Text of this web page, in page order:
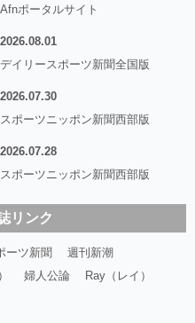
Afnポータルサイト
2026.08.01
デイリースポーツ新聞全国版
2026.07.30
スポーツニッポン新聞西部版
2026.07.28
スポーツニッポン新聞西部版
リンク
ーツ新聞
週刊新潮
婦人公論
Ray（レイ）